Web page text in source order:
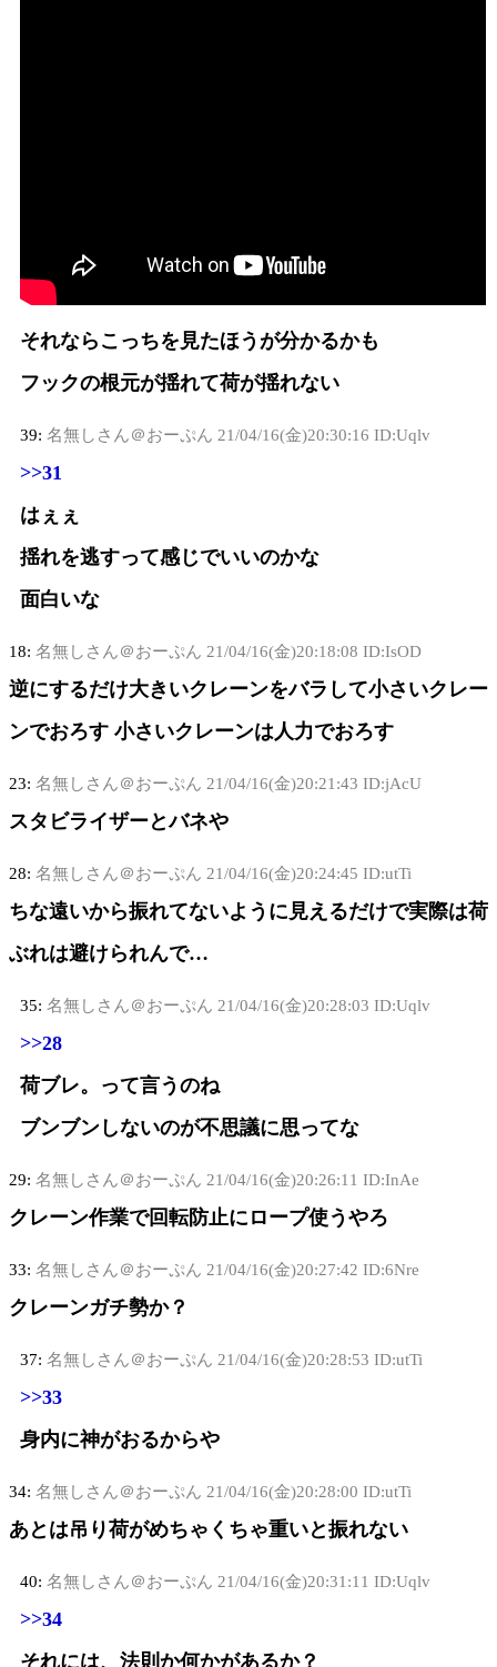
それならこっちを見たほうが分かるかも
フックの根元が揺れて荷が揺れない
39: 名無しさん＠おーぷん 21/04/16(金)20:30:16 ID:Uqlv
>>31
はぇぇ
揺れを逃すって感じでいいのかな
面白いな
18: 名無しさん＠おーぷん 21/04/16(金)20:18:08 ID:IsOD
逆にするだけ大きいクレーンをバラして小さいクレー
ンでおろす 小さいクレーンは人力でおろす
23: 名無しさん＠おーぷん 21/04/16(金)20:21:43 ID:jAcU
スタビライザーとバネや
28: 名無しさん＠おーぷん 21/04/16(金)20:24:45 ID:utTi
ちな遠いから振れてないように見えるだけで実際は荷
ぶれは避けられんで…
35: 名無しさん＠おーぷん 21/04/16(金)20:28:03 ID:Uqlv
>>28
荷ブレ。って言うのね
ブンブンしないのが不思議に思ってな
29: 名無しさん＠おーぷん 21/04/16(金)20:26:11 ID:InAe
クレーン作業で回転防止にロープ使うやろ
33: 名無しさん＠おーぷん 21/04/16(金)20:27:42 ID:6Nre
クレーンガチ勢か？
37: 名無しさん＠おーぷん 21/04/16(金)20:28:53 ID:utTi
>>33
身内に神がおるからや
34: 名無しさん＠おーぷん 21/04/16(金)20:28:00 ID:utTi
あとは吊り荷がめちゃくちゃ重いと振れない
40: 名無しさん＠おーぷん 21/04/16(金)20:31:11 ID:Uqlv
>>34
それには、法則か何かがあるか？